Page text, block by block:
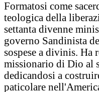
Formatosi come
teologica della
settanta divenne
governo Sandinista
sospese a divinis. Ha
missionario di Dio al
dedicandosi a
paticolare